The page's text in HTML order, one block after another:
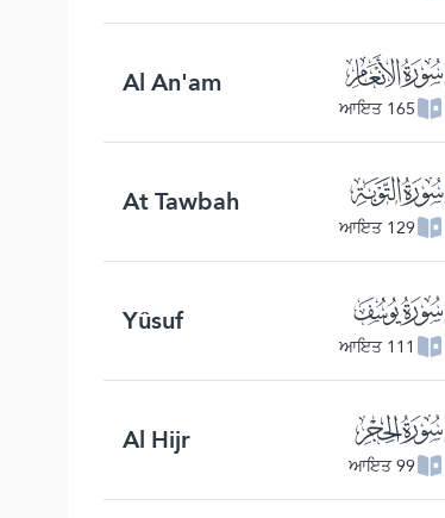
ﮒ
165 ਆਇਤ
Al An'am
ﮕ
129 ਆਇਤ
At Tawbah
ﮘ
111 ਆਇਤ
Yûsuf
ﮛ
99 ਆਇਤ
Al Hijr